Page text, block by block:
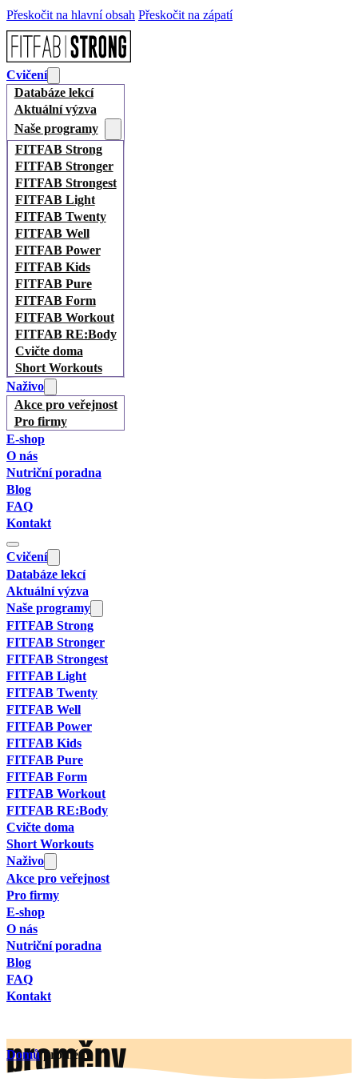
Přeskočit na hlavní obsah Přeskočit na zápatí
Cvičení
Databáze lekcí
Aktuální výzva
Naše programy
FITFAB Strong
FITFAB Stronger
FITFAB Strongest
FITFAB Light
FITFAB Twenty
FITFAB Well
FITFAB Power
FITFAB Kids
FITFAB Pure
FITFAB Form
FITFAB Workout
FITFAB RE:Body
Cvičte doma
Short Workouts
Naživo
Akce pro veřejnost
Pro firmy
E-shop
O nás
Nutriční poradna
Blog
FAQ
Kontakt
Cvičení
Databáze lekcí
Aktuální výzva
Naše programy
FITFAB Strong
FITFAB Stronger
FITFAB Strongest
FITFAB Light
FITFAB Twenty
FITFAB Well
FITFAB Power
FITFAB Kids
FITFAB Pure
FITFAB Form
FITFAB Workout
FITFAB RE:Body
Cvičte doma
Short Workouts
Naživo
Akce pro veřejnost
Pro firmy
E-shop
O nás
Nutriční poradna
Blog
FAQ
Kontakt
Domů/proměny
proměny